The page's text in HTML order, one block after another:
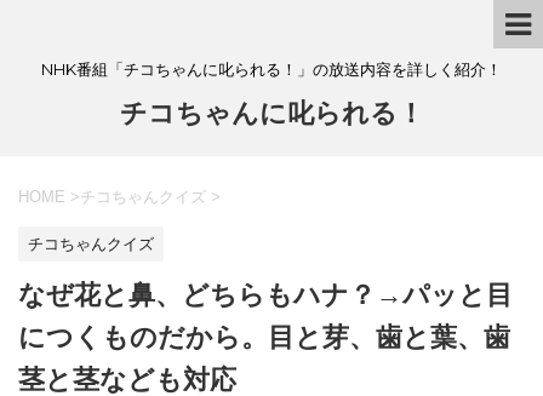
NHK番組「チコちゃんに叱られる！」の放送内容を詳しく紹介！
チコちゃんに叱られる！
HOME >チコちゃんクイズ >
チコちゃんクイズ
なぜ花と鼻、どちらもハナ？→パッと目
につくものだから。目と芽、歯と葉、歯
茎と茎なども対応